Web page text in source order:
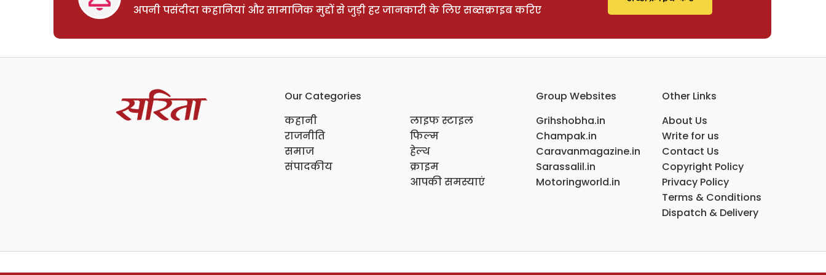
अपनी पसंदीदा कहानियां और सामाजिक मुद्दों से जुड़ी हर जानकारी के लिए सब्सक्राइब करिए
Our Categories
कहानी
राजनीति
समाज
संपादकीय
लाइफ स्टाइल
फिल्म
हेल्थ
क्राइम
आपकी समस्याएं
Group Websites
Grihshobha.in
Champak.in
Caravanmagazine.in
Sarassalil.in
Motoringworld.in
Other Links
About Us
Write for us
Contact Us
Copyright Policy
Privacy Policy
Terms & Conditions
Dispatch & Delivery